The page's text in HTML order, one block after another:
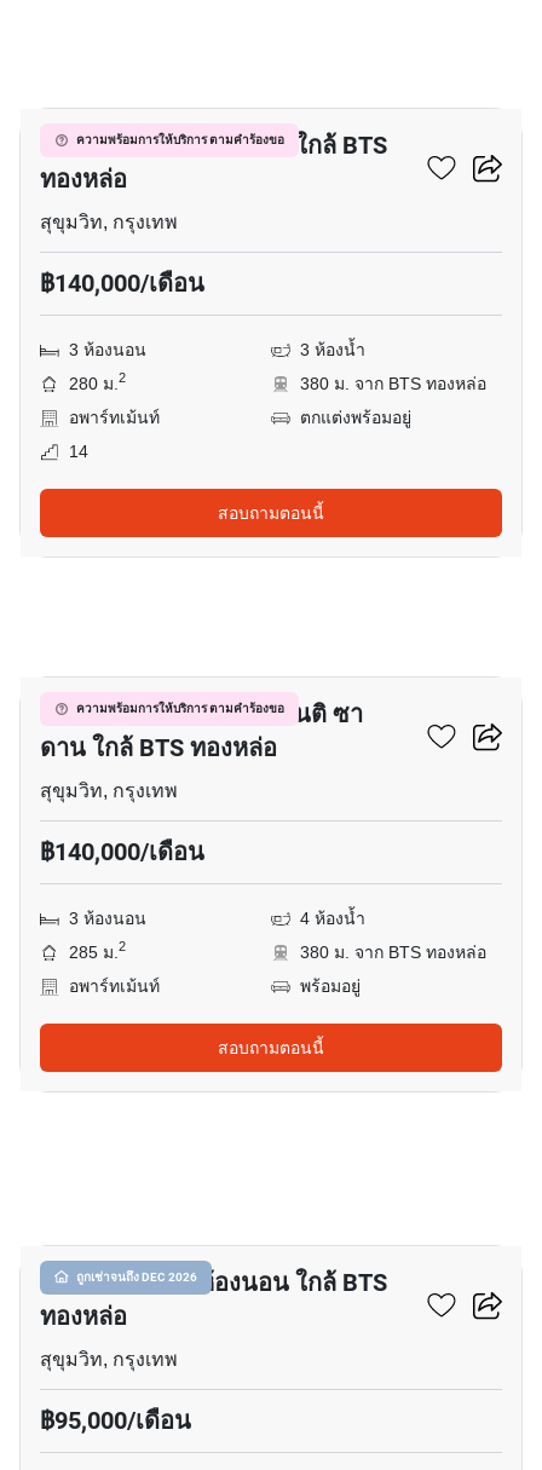
ความพร้อมการให้บริการ ตามคำร้องขอ
อพาร์ทเมนต์ 3-ห้องนอน ใกล้ BTS
ทองหล่อ
สุขุมวิท, กรุงเทพ
฿140,000/เดือน
3 ห้องนอน
3 ห้องน้ำ
280 ม.2
380 ม. จาก BTS ทองหล่อ
อพาร์ทเม้นท์
ตกแต่งพร้อมอยู่
14
สอบถามตอนนี้
ความพร้อมการให้บริการ ตามคำร้องขอ
คอนโด 3-ห้องนอน ที่ ซานติ ซา
ดาน ใกล้ BTS ทองหล่อ
สุขุมวิท, กรุงเทพ
฿140,000/เดือน
3 ห้องนอน
4 ห้องน้ำ
285 ม.2
380 ม. จาก BTS ทองหล่อ
อพาร์ทเม้นท์
พร้อมอยู่
สอบถามตอนนี้
ถูกเช่าจนถึง DEC 2026
อพาร์ทเมนต์ 3-ห้องนอน ใกล้ BTS
ทองหล่อ
สุขุมวิท, กรุงเทพ
฿95,000/เดือน